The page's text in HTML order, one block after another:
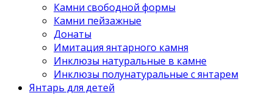
Камни свободной формы
Камни пейзажные
Донаты
Имитация янтарного камня
Инклюзы натуральные в камне
Инклюзы полунатуральные с янтарем
Янтарь для детей